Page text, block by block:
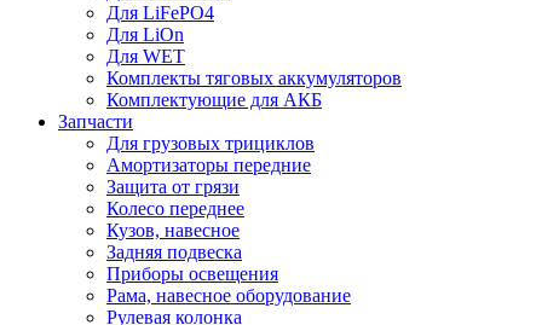
Для LiFePO4
Для LiOn
Для WET
Комплекты тяговых аккумуляторов
Комплектующие для АКБ
Запчасти
Для грузовых трициклов
Амортизаторы передние
Защита от грязи
Колесо переднее
Кузов, навесное
Задняя подвеска
Приборы освещения
Рама, навесное оборудование
Рулевая колонка